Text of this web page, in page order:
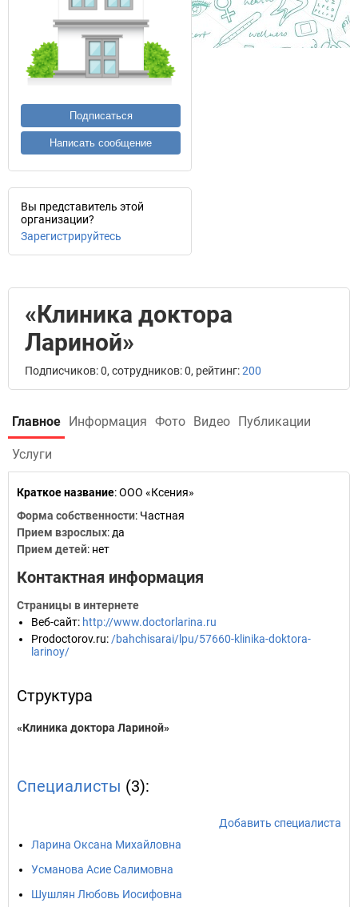
Подписаться
Написать сообщение
Вы представитель этой
организации?
Зарегистрируйтесь
«Клиника доктора
Лариной»
Подписчиков: 0, сотрудников: 0, рейтинг:200
Главное Информация Фото Видео Публикации
Услуги
Краткое название:ООО «Ксения»
Форма собственности: Частная
Прием взрослых: да
Прием детей: нет
Контактная информация
Страницы в интернете
Веб-сайт: http://www.doctorlarina.ru
Prodoctorov.ru: /bahchisarai/lpu/57660-klinika-doktora-
larinoy/
Структура
«Клиника доктора Лариной»
Специалисты (3):
Добавить специалиста
Ларина Оксана Михайловна
Усманова Асие Салимовна
Шушлян Любовь Иосифовна